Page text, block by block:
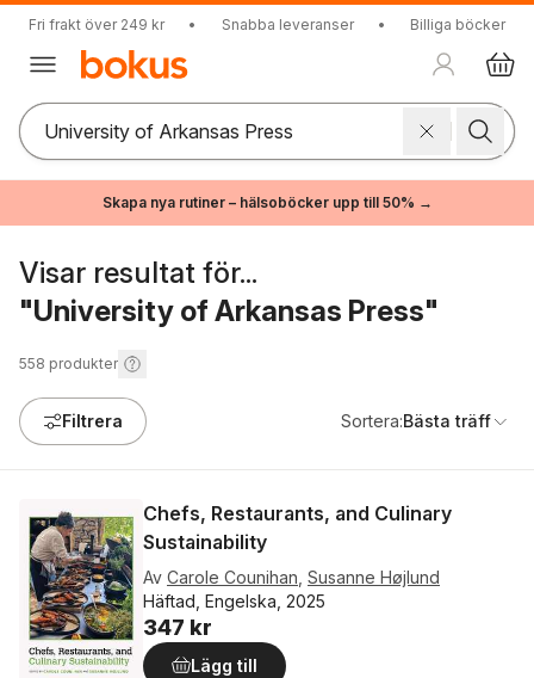
Fri frakt över 249 kr • Snabba leveranser • Billiga böcker
Skapa nya rutiner – hälsoböcker upp till 50% →
Visar resultat för...
"University of Arkansas Press"
558 produkter
Filtrera Sortera:Bästa träff
Chefs, Restaurants, and Culinary
Sustainability
Av Carole Counihan Susanne Højlund
Häftad, Engelska, 2025
347 kr
Lägg till